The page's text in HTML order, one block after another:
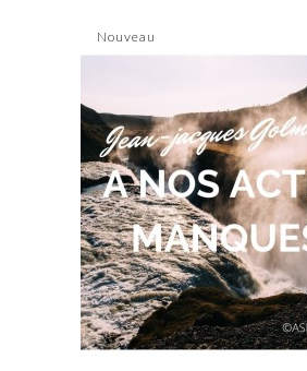
Nouveau